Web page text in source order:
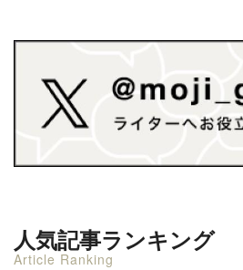
人気記事ランキング
Article Ranking